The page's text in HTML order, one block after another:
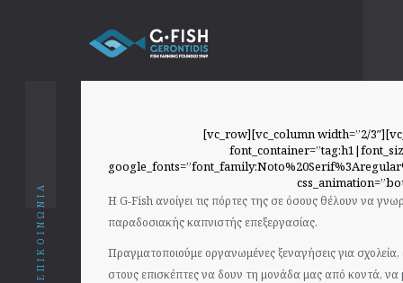
ΕΠΙΚΟΙΝΩΝΙΑ
[vc_row][vc_column width=”2/
Η G‑Fish ανοίγει τις πόρτες της σε όσους θέλουν να
παραδοσιακής καπνιστής επεξεργασίας.
Πραγματοποιούμε οργανωμένες ξεναγήσεις για
στους επισκέπτες να δουν τη μονάδα μας από κοντά,